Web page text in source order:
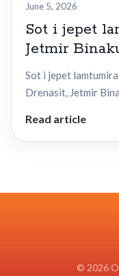
June 5, 2026
Sot i jepet
Jetmir
Sot i jepet
Drenasit, Jetmir
Read article
© 2026